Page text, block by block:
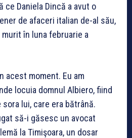
ce Daniela Dincă a avut o
de afaceri italian de-al său,
în luna februarie a
acest moment. Eu am
locuia domnul Albiero, fiind
lui, care era bătrână.
să-i găsesc un avocat
la Timişoara, un dosar